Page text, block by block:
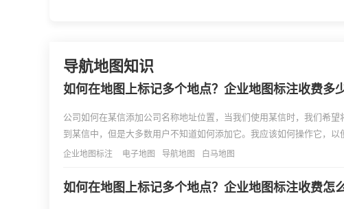
导航地图知识
如何在地图上标记多个地点？企业地图标注收费多
公司如何在某信添加公司名称地址位置，当我们使用某信时，我们希
到某信中，但是大多数用户不知道如何添加它。我应该如何操作它，以
服务中心铺，有需要请电话咨询：15730087443。公司如何在某信添加
己的公司；3.选择或接我的公司，进入并填写选项，并在下一步提交。
企业地图标注 电子地图 导航地图 白马地图
如何在地图上标记多个地点？企业地图标注收费怎